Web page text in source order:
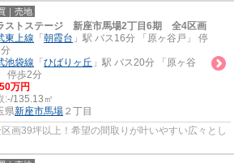
｜売地
ストステージ 新座市馬場2丁目6期 全4区画
東上線 「 朝霞台 」駅 バス16分 「原ヶ谷戸」 停
池袋線 「 ひばりヶ丘 」駅 バス20分 「原ヶ谷
停歩2分
万円
:-/135.13㎡
県新座市馬場 ２丁目
区画39坪以上！希望の間取りが叶いやすい広々とし